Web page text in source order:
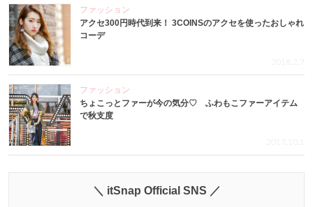
ファッション
アクセ300円時代到来！ 3COINSのアクセを使ったおしゃれ
コーデ
2018.2.7
ファッション
ちょこっとファーが今の気分♡ ふわもこファーアイテム
で秋支度
2017.10.1
＼ itSnap Official SNS ／